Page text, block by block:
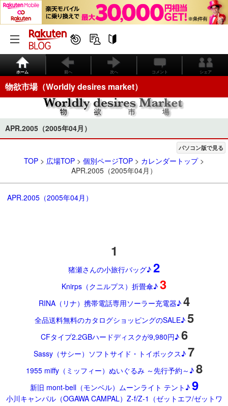
ホーム 前へ 次へ コメント シェア
物欲市場（Worldly desires market）
APR.2005（2005年04月）
パソコン版で見る
TOP > 広場TOP > 個別ページTOP > カレンダートップ>
APR.2005（2005年04月）
APR.2005（2005年04月）
1
猪瀬さんの小旅行バッグ♪ 2
Knirps（クニルプス）折畳傘♪ 3
RINA（リナ）携帯電話専用ソーラー充電器♪ 4
全品送料無料のカタログショッピングのSALE♪ 5
CFタイプ2.2GBハードディスクが9,980円♪ 6
Sassy（サシー）ソフトサイド・トイボックス♪ 7
1955 miffy（ミッフィー）ぬいぐるみ ～先行予約～♪ 8
新旧 mont-bell（モンベル）ムーンライト テント♪ 9
小川キャンパル（OGAWA CAMPAL）Z-f/Z-1（ゼットエフ/ゼットワ